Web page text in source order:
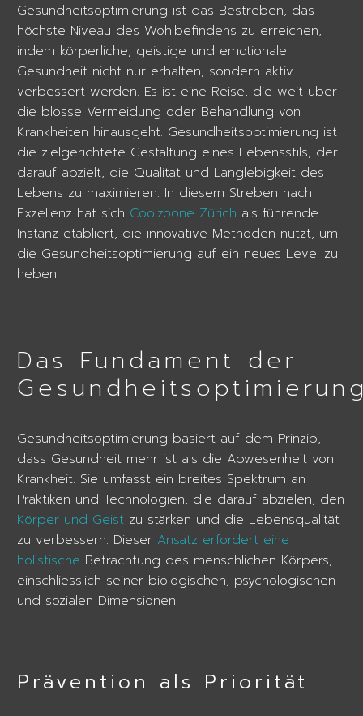
Gesundheitsoptimierung ist das Bestreben, das
höchste Niveau des Wohlbefindens zu erreichen,
indem körperliche, geistige und emotionale
Gesundheit nicht nur erhalten, sondern aktiv
verbessert werden. Es ist eine Reise, die weit über
die blosse Vermeidung oder Behandlung von
Krankheiten hinausgeht. Gesundheitsoptimierung ist
die zielgerichtete Gestaltung eines Lebensstils, der
darauf abzielt, die Qualität und Langlebigkeit des
Lebens zu maximieren. In diesem Streben nach
Exzellenz hat sich Coolzoone Zürich als führende
Instanz etabliert, die innovative Methoden nutzt, um
die Gesundheitsoptimierung auf ein neues Level zu
heben.
Das Fundament der
Gesundheitsoptimierung basiert auf dem Prinzip,
dass Gesundheit mehr ist als die Abwesenheit von
Krankheit. Sie umfasst ein breites Spektrum an
Praktiken und Technologien, die darauf abzielen, den
Körper und Geist zu stärken und die Lebensqualität
zu verbessern. Dieser Ansatz erfordert eine
holistische Betrachtung des menschlichen Körpers,
einschliesslich seiner biologischen, psychologischen
und sozialen Dimensionen.
Prävention als Priorität